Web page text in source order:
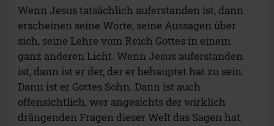
Wenn Jesus tatsächlich auferstanden ist, dann
erscheinen seine Worte, seine Aussagen über
sich, seine Lehre vom Reich Gottes in einem
ganz anderen Licht. Wenn Jesus auferstanden
ist, dann ist er der, der er behauptet hat zu sein.
Dann ist er Gottes Sohn. Dann ist auch
offensichtlich, wer angesichts der wirklich
drängenden Fragen dieser Welt das Sagen hat.